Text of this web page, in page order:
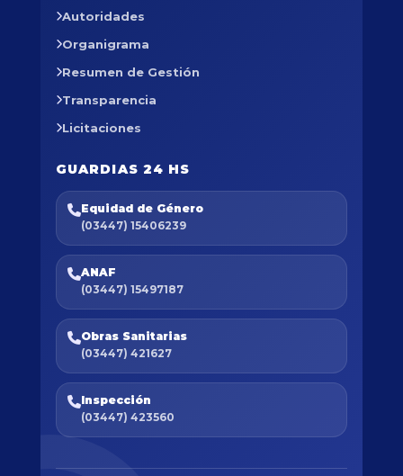
Autoridades
Organigrama
Resumen de Gestión
Transparencia
Licitaciones
GUARDIAS 24 HS
Equidad de Género
(03447) 15406239
ANAF
(03447) 15497187
Obras Sanitarias
(03447) 421627
Inspección
(03447) 423560